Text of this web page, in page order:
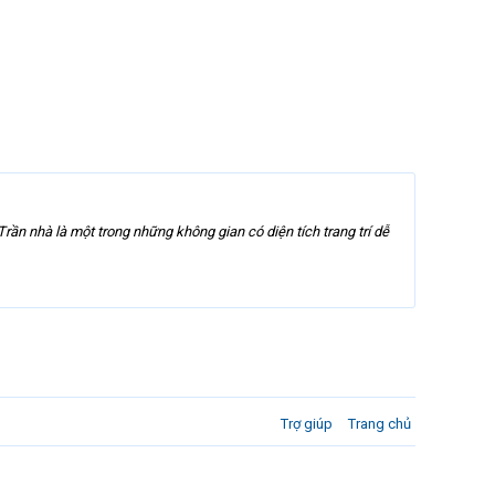
nhà là một trong những không gian có diện tích trang trí dễ
Trợ giúp Trang chủ